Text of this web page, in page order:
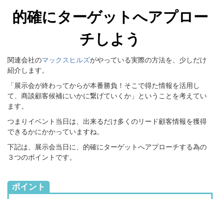
的確にターゲットへアプロー
チしよう
関連会社のマックスヒルズがやっている実際の方法を、少しだけ
紹介します。
「展示会が終わってからが本番勝負！そこで得た情報を活用し
て、商談顧客候補にいかに繋げていくか」ということを考えてい
ます。
つまりイベント当日は、出来るだけ多くのリード顧客情報を獲得
できるかにかかっていますね。
下記は、展示会当日に、的確にターゲットへアプローチする為の
３つのポイントです。
ポイント